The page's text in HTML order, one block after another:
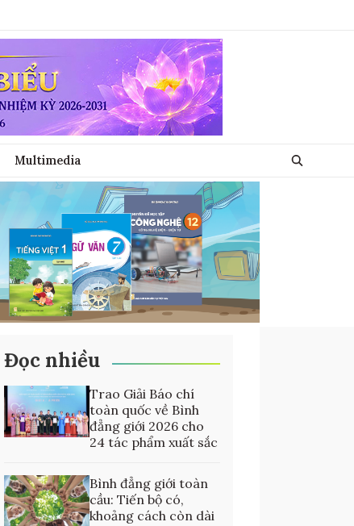
Multimedia
Đọc nhiều
Trao Giải Báo chí
toàn quốc về Bình
đẳng giới 2026 cho
24 tác phẩm xuất sắc
Bình đẳng giới toàn
cầu: Tiến bộ có,
khoảng cách còn dài